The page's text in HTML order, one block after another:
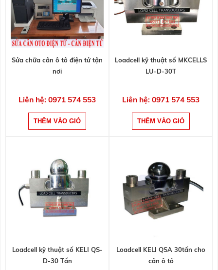
Sửa chữa cân ô tô điện tử tận
nơi
Liên hệ: 0971 574 553
Loadcell kỹ thuật số MKCELLS
LU-D-30T
Liên hệ: 0971 574 553
Loadcell kỹ thuật số KELI QS-
D-30 Tấn
Loadcell KELI QSA 30tấn cho
cân ô tô